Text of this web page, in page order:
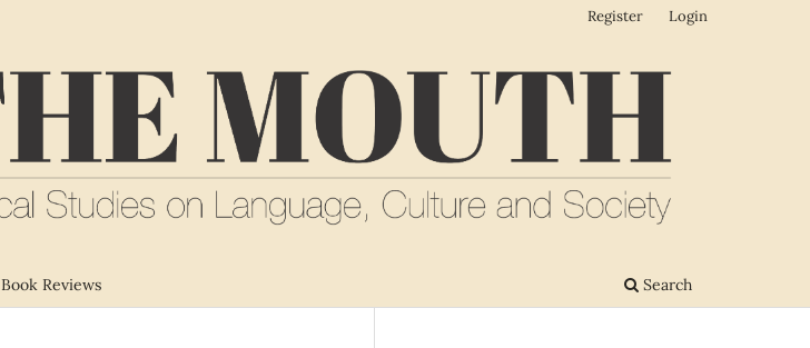
Book Reviews Search
Register Login